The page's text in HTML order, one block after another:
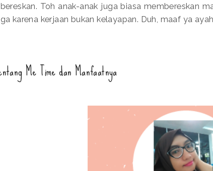
Toh anak-anak juga biasa membereskan
karena kerjaan bukan kelayapan. Duh, maaf ya
Me Time dan Manfaatnya